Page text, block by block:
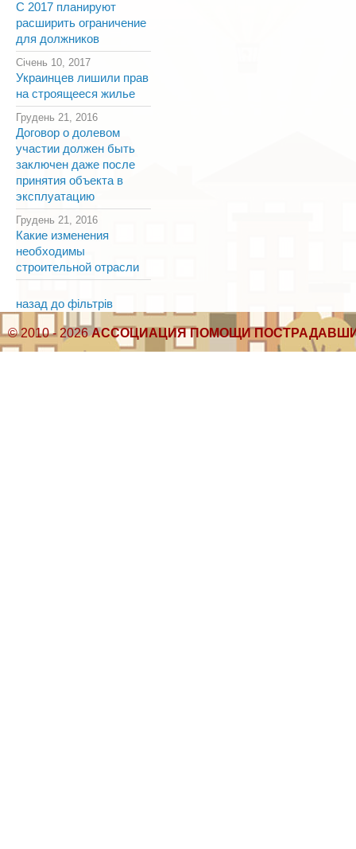
С 2017 планируют
расширить ограничение
для должников
Січень 10, 2017
Украинцев лишили прав
на строящееся жилье
Грудень 21, 2016
Договор о долевом
участии должен быть
заключен даже после
принятия объекта в
эксплуатацию
Грудень 21, 2016
Какие изменения
необходимы
строительной отрасли
назад до фільтрів
© 2010 - 2026АССОЦИАЦИЯ ПОМОЩИ